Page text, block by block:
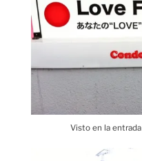
Visto en la entrada